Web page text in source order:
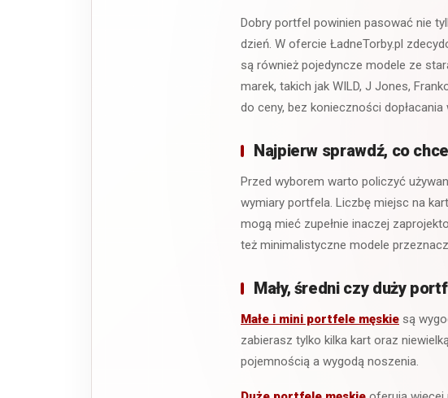
Dobry portfel powinien pasować nie
dzień. W ofercie ŁadneTorby.pl
są również pojedyncze modele ze
marek, takich jak WILD, J Jones,
do ceny, bez konieczności
Najpierw sprawdź, co
Przed wyborem warto policzyć
wymiary portfela. Liczbę miejsc na
mogą mieć zupełnie inaczej
też minimalistyczne modele
Mały, średni czy duży
Małe i mini portfele męskie są
zabierasz tylko kilka kart oraz
pojemnością a wygodą noszenia.